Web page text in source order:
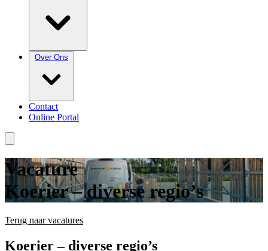
Over Ons
Contact
Online Portal
Vacature
Koerier – diverse regio’s
Terug naar vacatures
Koerier – diverse regio’s